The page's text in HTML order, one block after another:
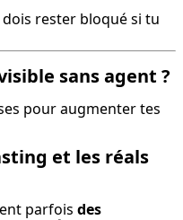
rester bloqué si tu
sans agent ?
pour augmenter tes
et les réals
parfois des